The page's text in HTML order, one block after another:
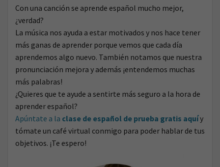
Con una canción se aprende español mucho mejor,
¿verdad?
La música nos ayuda a estar motivados y nos hace tener
más ganas de aprender porque vemos que cada día
aprendemos algo nuevo. También notamos que nuestra
pronunciación mejora y además ¡entendemos muchas
más palabras!
¿Quieres que te ayude a sentirte más seguro a la hora de
aprender español?
Apúntate a la clase de español de prueba gratis aquíy
tómate un café virtual conmigo para poder hablar de tus
objetivos. ¡Te espero!